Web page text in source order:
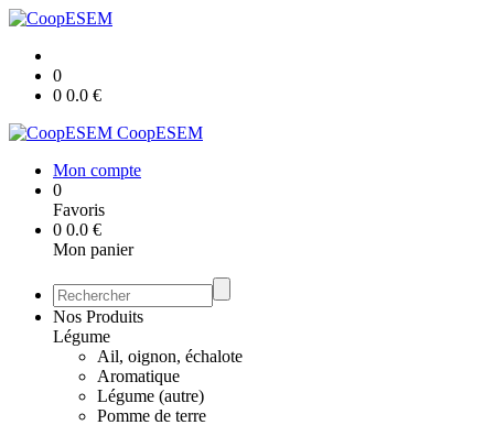
0
0 0.0 €
CoopESEM
Mon compte
0
Favoris
0 0.0 €
Mon panier
Nos Produits
Légume
Ail, oignon, échalote
Aromatique
Légume (autre)
Pomme de terre